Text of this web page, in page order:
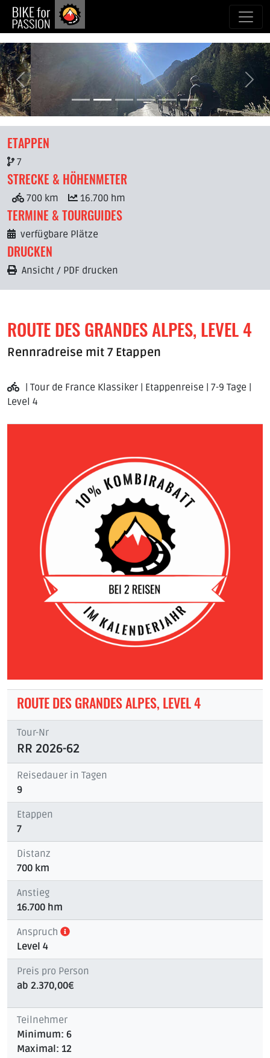
zum Inhalt
zurück
ETAPPEN
7
STRECKE & HÖHENMETER
700 km 16.700 hm
TERMINE & TOURGUIDES
verfügbare Plätze
DRUCKEN
Ansicht / PDF drucken
ROUTE DES GRANDES ALPES, LEVEL 4
Rennradreise mit 7 Etappen
| Tour de France Klassiker | Etappenreise | 7-9 Tage |
Level 4
ROUTE DES GRANDES ALPES, LEVEL 4
Tour-Nr
RR 2026-62
Reisedauer in Tagen
9
Etappen
7
Distanz
700 km
Anstieg
16.700 hm
Anspruch
Level 4
Preis pro Person
ab 2.370,00€
Teilnehmer
Minimum: 6
Maximal: 12